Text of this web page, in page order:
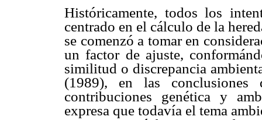
Históricamente, todos los
centrado en el cálculo de la
se comenzó a tomar en
un factor de ajuste,
similitud o discrepancia
(1989), en las
contribuciones genética y
expresa que todavía el tema